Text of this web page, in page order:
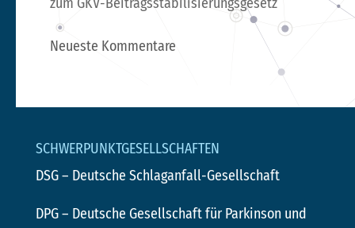
Neueste Kommentare
SCHWERPUNKTGESELLSCHAFTEN
DSG– Deutsche Schlaganfall-Gesellschaft
DPG– Deutsche Gesellschaft für Parkinson und